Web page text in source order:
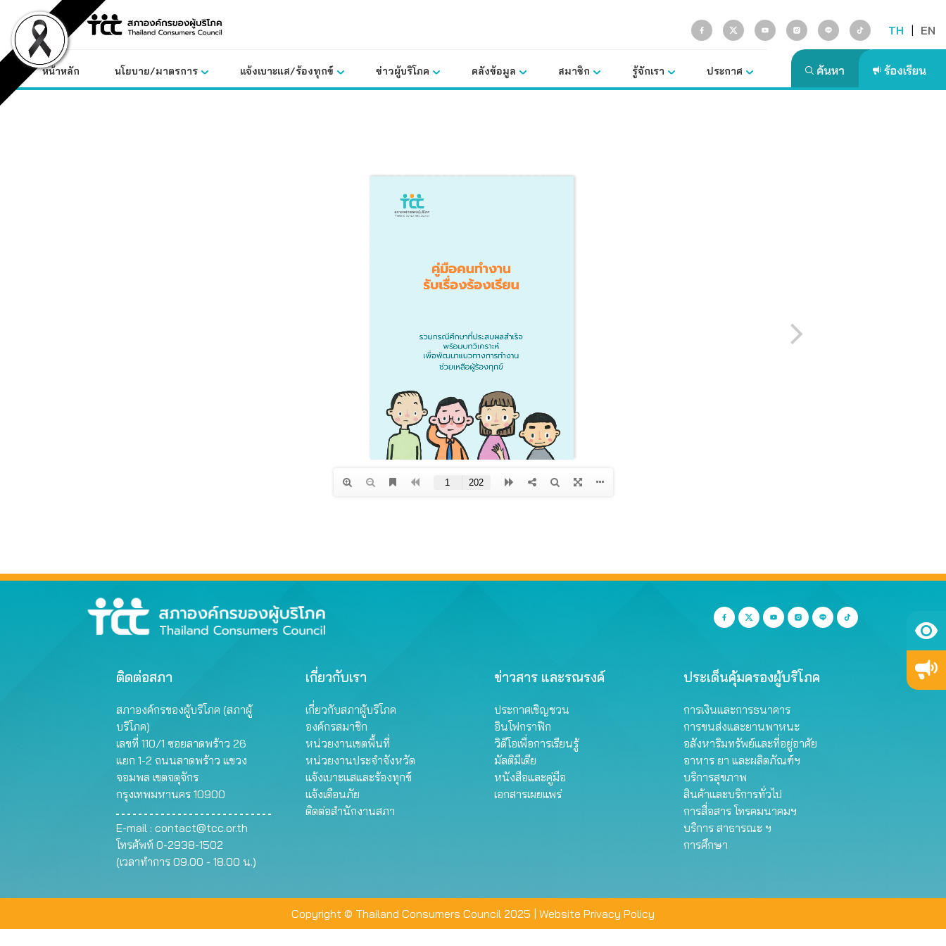
content
TH | EN
หน้าหลัก นโยบาย/มาตรการ แจ้งเบาะแส/ร้องทุกข์ ข่าวผู้บริโภค คลังข้อมูล สมาชิก รู้จักเรา ประกาศ
ติดต่อสภา
สภาองค์กรของผู้บริโภค (สภาผู้
บริโภค)
เลขที่ 110/1 ซอยลาดพร้าว 26
แยก 1-2 ถนนลาดพร้าว แขวง
จอมพล เขตจตุจักร
กรุงเทพมหานคร 10900
E-mail : contact@tcc.or.th
โทรศัพท์ 0-2938-1502
(เวลาทำการ 09.00 - 18.00 น.)
เกี่ยวกับเรา
เกี่ยวกับสภาผู้บริโภค
องค์กรสมาชิก
หน่วยงานเขตพื้นที่
หน่วยงานประจำจังหวัด
แจ้งเบาะแสและร้องทุกข์
แจ้งเตือนภัย
ติดต่อสำนักงานสภา
ข่าวสาร และรณรงค์
ประกาศเชิญชวน
อินโฟกราฟิก
วิดีโอเพื่อการเรียนรู้
มัลติมีเดีย
หนังสือและคู่มือ
เอกสารเผยแพร่
ประเด็นคุ้มครองผู้บริโภค
การเงินและการธนาคาร
การขนส่งและยานพาหนะ
อสังหาริมทรัพย์และที่อยู่อาศัย
อาหาร ยา และผลิตภัณฑ์ฯ
บริการสุขภาพ
สินค้าและบริการทั่วไป
การสื่อสาร โทรคมนาคมฯ
บริการ สาธารณะ ฯ
การศึกษา
Copyright © Thailand Consumers Council 2025 | Website Privacy Policy